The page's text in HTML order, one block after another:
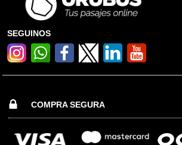
SEGUINOS
COMPRA SEGURA